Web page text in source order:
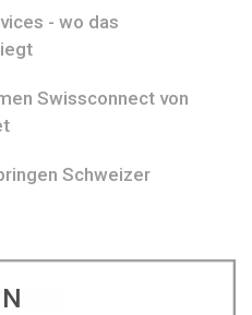
- wo das
Swissconnect von
Schweizer